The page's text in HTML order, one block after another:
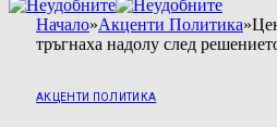
Начало»Акценти Политика»
тръгнаха надолу след
АКЦЕНТИ ПОЛИТИКА